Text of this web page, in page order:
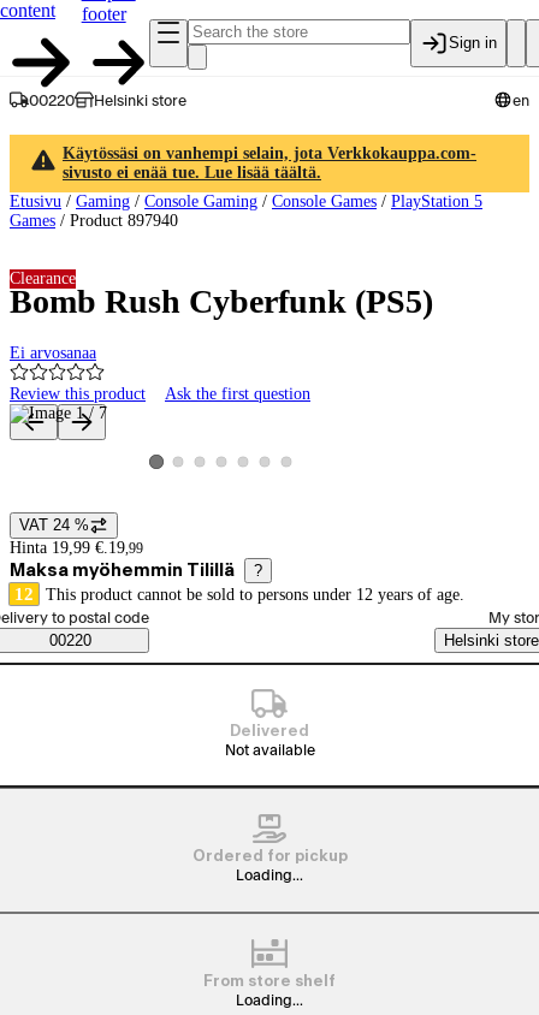
content
footer
Sign in
00220 Helsinki store en
Käytössäsi on vanhempi selain, jota Verkkokauppa.com-
sivusto ei enää tue. Lue lisää täältä.
Etusivu / Gaming / Console Gaming / Console Games / PlayStation 5
Games / Product 897940
Bomb Rush Cyberfunk (PS5)
Ei arvosanaa
Review this product Ask the first question
Clearance
Product images and videos
View product image 1
View product image 2
View product image 3
View product image 4
View product image 5
View product image 6
View product image 7
Price details
VAT 24 %
Hinta 19,99 €. 19,99
Maksa myöhemmin Tilillä ?
12 This product cannot be sold to persons under 12 years of age.
Saatavuustiedot
order method
to postal code
00220
My
Helsinki store
Delivered
Not available
Ordered for pickup
Loading...
From store shelf
Loading...